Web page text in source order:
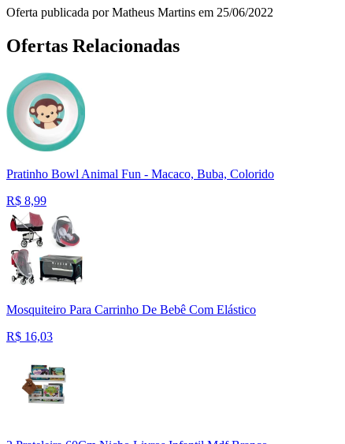
Oferta publicada por Matheus Martins em 25/06/2022
Ofertas Relacionadas
Pratinho Bowl Animal Fun - Macaco, Buba, Colorido
R$ 8,99
Mosquiteiro Para Carrinho De Bebê Com Elástico
R$ 16,03